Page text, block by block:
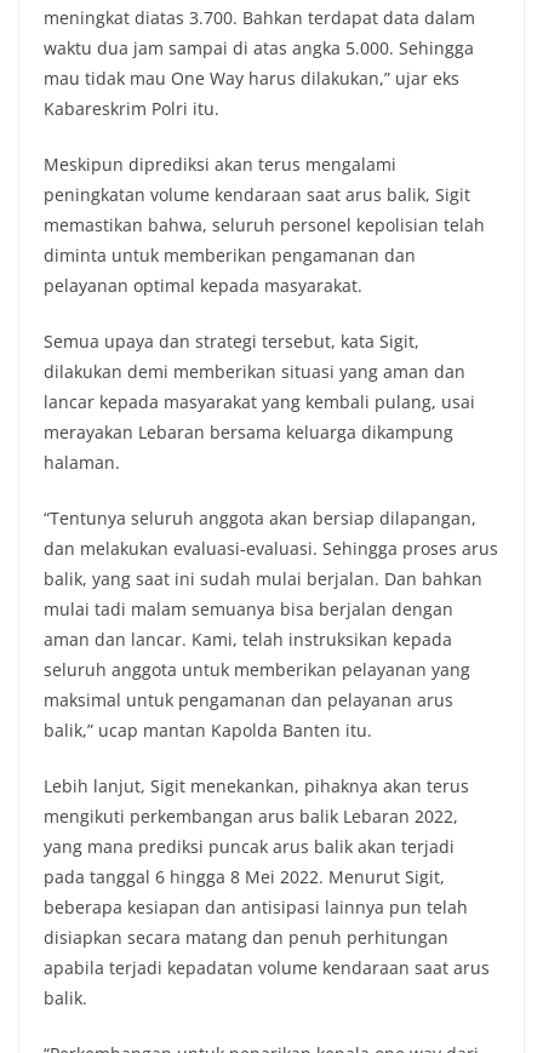
meningkat diatas 3.700. Bahkan terdapat data dalam
waktu dua jam sampai di atas angka 5.000. Sehingga
mau tidak mau One Way harus dilakukan,” ujar eks
Kabareskrim Polri itu.
Meskipun diprediksi akan terus mengalami
peningkatan volume kendaraan saat arus balik, Sigit
memastikan bahwa, seluruh personel kepolisian telah
diminta untuk memberikan pengamanan dan
pelayanan optimal kepada masyarakat.
Semua upaya dan strategi tersebut, kata Sigit,
dilakukan demi memberikan situasi yang aman dan
lancar kepada masyarakat yang kembali pulang, usai
merayakan Lebaran bersama keluarga dikampung
halaman.
“Tentunya seluruh anggota akan bersiap dilapangan,
dan melakukan evaluasi-evaluasi. Sehingga proses arus
balik, yang saat ini sudah mulai berjalan. Dan bahkan
mulai tadi malam semuanya bisa berjalan dengan
aman dan lancar. Kami, telah instruksikan kepada
seluruh anggota untuk memberikan pelayanan yang
maksimal untuk pengamanan dan pelayanan arus
balik,” ucap mantan Kapolda Banten itu.
Lebih lanjut, Sigit menekankan, pihaknya akan terus
mengikuti perkembangan arus balik Lebaran 2022,
yang mana prediksi puncak arus balik akan terjadi
pada tanggal 6 hingga 8 Mei 2022. Menurut Sigit,
beberapa kesiapan dan antisipasi lainnya pun telah
disiapkan secara matang dan penuh perhitungan
apabila terjadi kepadatan volume kendaraan saat arus
balik.